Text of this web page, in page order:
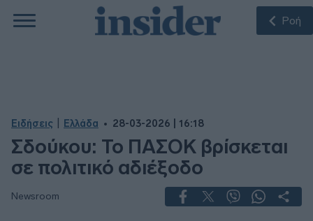
Ροή
Ειδήσεις Ελλάδα 28-03-2026 | 16:18
Σδούκου: Το ΠΑΣΟΚ βρίσκεται
σε πολιτικό αδιέξοδο
Newsroom